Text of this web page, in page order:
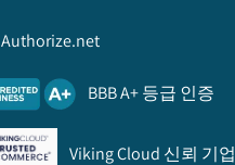
Authorize.net
BBB A+ 등급 인증
Viking Cloud 신뢰 기업